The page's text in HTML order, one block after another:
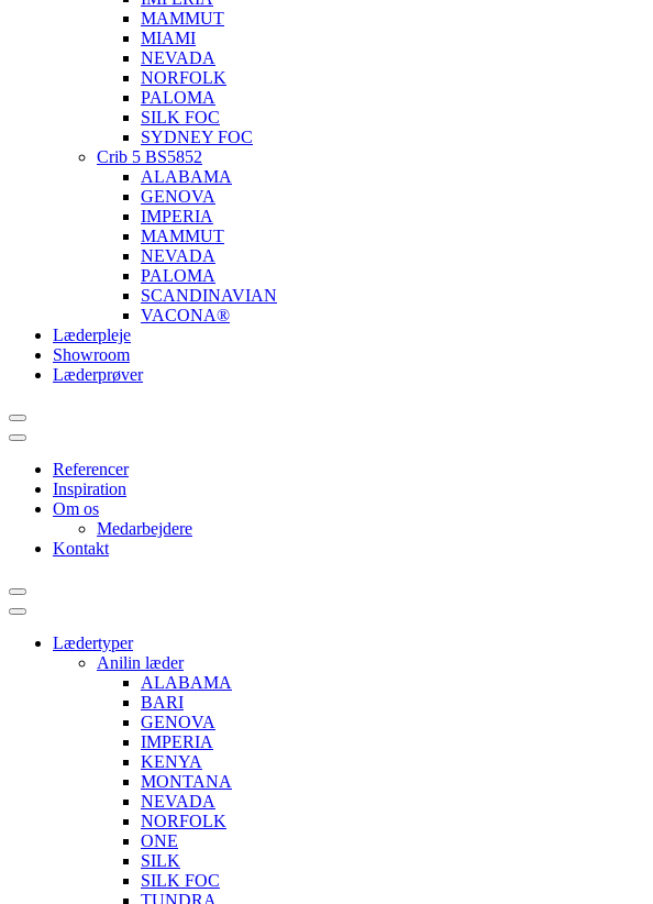
MAMMUT
MIAMI
NEVADA
NORFOLK
PALOMA
SILK FOC
SYDNEY FOC
Crib 5 BS5852
ALABAMA
GENOVA
IMPERIA
MAMMUT
NEVADA
PALOMA
SCANDINAVIAN
VACONA®
Læderpleje
Showroom
Læderprøver
Referencer
Inspiration
Om os
Medarbejdere
Kontakt
Lædertyper
Anilin læder
ALABAMA
BARI
GENOVA
IMPERIA
KENYA
MONTANA
NEVADA
NORFOLK
ONE
SILK
SILK FOC
TUNDRA